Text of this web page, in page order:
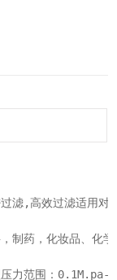
滤,高效过滤适用
制药，化妆品、
压力范围：